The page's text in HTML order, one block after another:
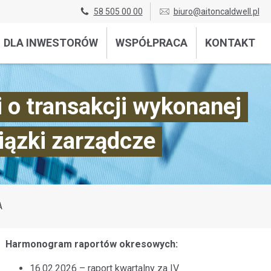
58 505 00 00 biuro@aitoncaldwell.pl
DLA INWESTORÓW WSPÓŁPRACA KONTAKT
transakcji wykonanej
zarządcze
Harmonogram raportów okresowych:
16.02.2026 – raport kwartalny za IV